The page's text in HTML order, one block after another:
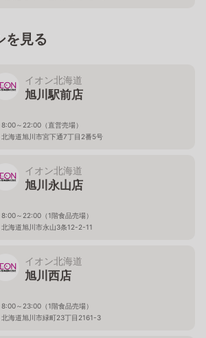
を見る
イオン北海道
旭川駅前店
8:00～22:00（直営売場）
北海道旭川市宮下通7丁目2番5号
イオン北海道
旭川永山店
8:00～22:00（1階食品売場）
北海道旭川市永山3条12-2-11
イオン北海道
旭川西店
8:00～23:00（1階食品売場）
北海道旭川市緑町23丁目2161-3